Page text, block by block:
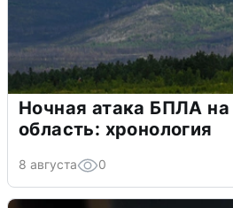
Ночная атака БПЛА
область: хронология
8 августа 0